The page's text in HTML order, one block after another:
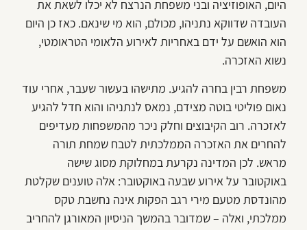
היום, האופוזיציה ובני משפחת הנרצח לא יכלו לשאת את
העובדה שדווקא נתניהו, מכולם, הוא מי שינאם. כאז כן היום
הוא הואשם על ידם באחריות לאירוע הלאומי הטראומטי,
נשוא האזכרה.
משפחת רבין בחרה להגיע. מתישהו בעשור שעבר, אחרי עוד
נאום פוליטי בוטה מצידם, נמאס לנתניהו והוא חדל להגיע
לאזכרה. רוב הקיבוצים וחלק ניכר מהמשפחות מעדיפים
להחרים את האזכרה הממלכתית לטבח שמחת תורה
מראש. לכן המדינה נקרעת במחלוקת מסוג שישה
באוקטובר על אירוע שבעה באוקטובר: אלה טוענים שקלטת
מהונדסת מטעם מירי רגב הפקות אינה נחשבת טקס
ממלכתי, ואלה – שמדובר בהמשך הניסיון המאורגן להחריב